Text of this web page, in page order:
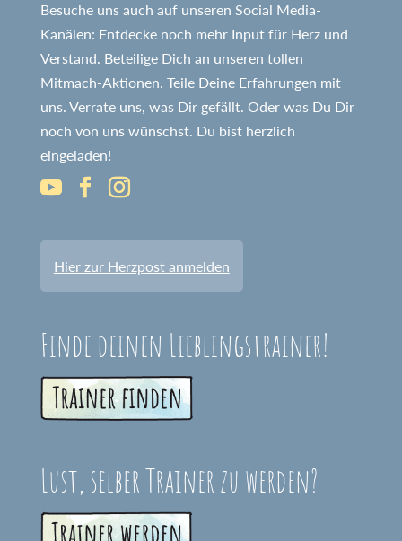
Besuche uns auch auf unseren Social Media-
Kanälen: Entdecke noch mehr Input für Herz und
Verstand. Beteilige Dich an unseren tollen
Mitmach-Aktionen. Teile Deine Erfahrungen mit
uns. Verrate uns, was Dir gefällt. Oder was Du Dir
noch von uns wünschst. Du bist herzlich
eingeladen!
Hier zur Herzpost anmelden
Finde deinen Lieblingstrainer!
Lust, selber Trainer zu werden?